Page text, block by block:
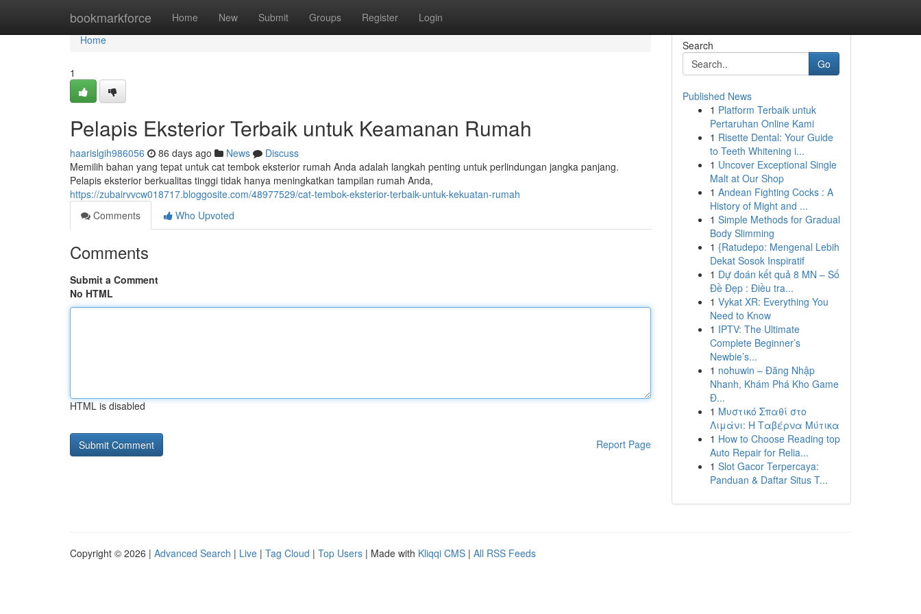
bookmarkforce Home New Submit Groups Register Login
Home
Home
1
Pelapis Eksterior Terbaik untuk Keamanan Rumah
haarislgih986056 86 days ago News
Discuss
Memilih bahan yang tepat untuk cat tembok eksterior rumah Anda adalah langkah penting untuk perlindungan jangka panjang.
Pelapis eksterior berkualitas tinggi tidak hanya meningkatkan tampilan rumah Anda,
https://zubairvvcw018717.bloggosite.com/48977529/cat-tembok-eksterior-terbaik-untuk-kekuatan-rumah
Comments
Who Upvoted
Comments
Submit a Comment
No HTML
HTML is disabled
Report Page
Search
Go
Published News
1 Platform Terbaik untuk
Pertaruhan Online Kami
1 Risette Dental: Your Guide
to Teeth Whitening i...
1 Uncover Exceptional Single
Malt at Our Shop
1 Andean Fighting Cocks : A
History of Might and ...
1 Simple Methods for Gradual
Body Slimming
1 {Ratudepo: Mengenal Lebih
Dekat Sosok Inspiratif
1 Dự đoán kết quả 8 MN – Số
Đề Đẹp : Điều tra...
1 Vykat XR: Everything You
Need to Know
1 IPTV: The Ultimate
Complete Beginner’s
Newbie’s...
1 nohuwin – Đăng Nhập
Nhanh, Khám Phá Kho Game
Đ...
1 Μυστικό Σπαθί στο
Λιμάνι: Η Ταβέρνα Μύτικα
1 How to Choose Reading top
Auto Repair for Relia...
1 Slot Gacor Terpercaya:
Panduan & Daftar Situs T...
Copyright © 2026 | Advanced Search | Live | Tag Cloud | Top Users | Made with Kliqqi CMS | All RSS Feeds